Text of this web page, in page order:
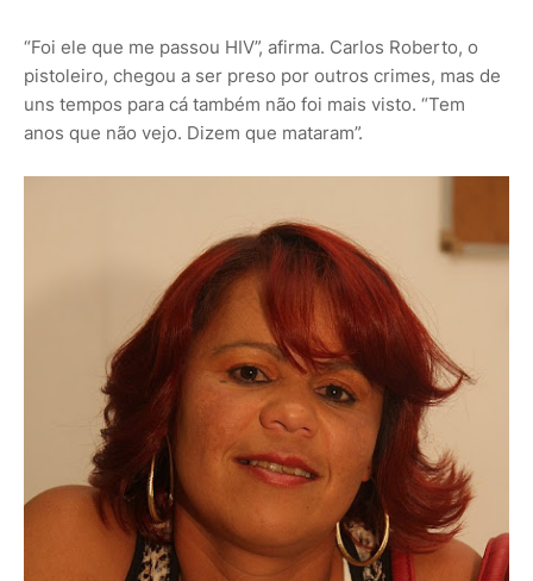
“Foi ele que me passou HIV”, afirma. Carlos Roberto, o
pistoleiro, chegou a ser preso por outros crimes, mas de
uns tempos para cá também não foi mais visto. “Tem
anos que não vejo. Dizem que mataram”.